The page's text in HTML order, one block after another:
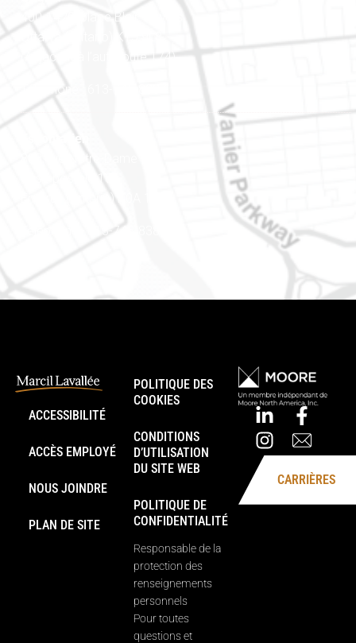
400-1420, place Blair Towers
Ottawa (Ontario) K1J 9L8
(Adjacent à l’autoroute 174)
Téléphone : 613-745-8387
Est ontarien
888, rue Notre-Dame
Case postale 101
Embrun (Ontario) K0A 1W1
Téléphone : 613-745-8387
ACCESSIBILITÉ
ACCÈS EMPLOYÉ
NOUS JOINDRE
PLAN DE SITE
POLITIQUE DES
COOKIES
CONDITIONS
D’UTILISATION
DU SITE WEB
POLITIQUE DE
CONFIDENTIALITÉ
Responsable de la
protection des
renseignements
personnels
Pour toutes
questions et
CARRIÈRES